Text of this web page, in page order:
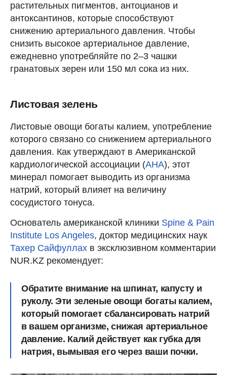
растительных пигментов, антоцианов и
антоксантинов, которые способствуют
снижению артериального давления. Чтобы
снизить высокое артериальное давление,
ежедневно употребляйте по 2–3 чашки
гранатовых зерен или 150 мл сока из них.
Листовая зелень
Листовые овощи богаты калием, употребление
которого связано со снижением артериального
давления. Как утверждают в Американской
кардиологической ассоциации (AHA), этот
минерал помогает выводить из организма
натрий, который влияет на величину
сосудистого тонуса.
Основатель американской клиники Spine & Pain
Institute Los Angeles, доктор медицинских наук
Тахер Сайфуллах в эксклюзивном комментарии
NUR.KZ рекомендует:
Обратите внимание на шпинат, капусту и
руколу. Эти зеленые овощи богаты калием,
который помогает сбалансировать натрий
в вашем организме, снижая артериальное
давление. Калий действует как губка для
натрия, вымывая его через ваши почки.